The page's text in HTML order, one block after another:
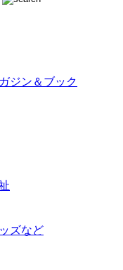
ジン＆ブック
ズなど